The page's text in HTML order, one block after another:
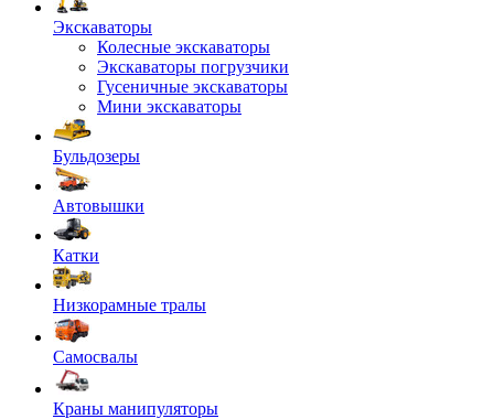
Экскаваторы
Колесные экскаваторы
Экскаваторы погрузчики
Гусеничные экскаваторы
Мини экскаваторы
Бульдозеры
Автовышки
Катки
Низкорамные тралы
Самосвалы
Краны манипуляторы